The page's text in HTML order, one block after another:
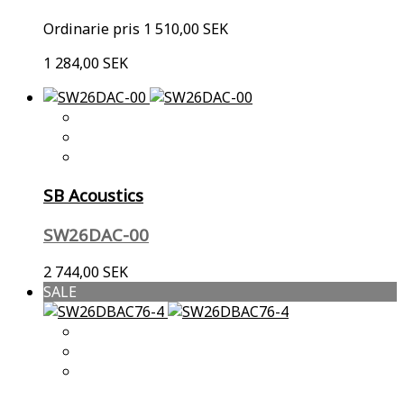
Ordinarie pris 1 510,00 SEK
1 284,00 SEK
SB Acoustics
SW26DAC-00
2 744,00 SEK
SALE